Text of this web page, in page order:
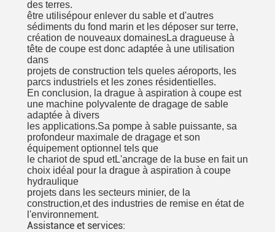
des terres.
être utilisépour enlever du sable et d'autres
sédiments du fond marin et les déposer sur terre,
création de nouveaux domainesLa dragueuse à
tête de coupe est donc adaptée à une utilisation
dans
projets de construction tels que les aéroports, les
parcs industriels et les zones résidentielles.
En conclusion, la drague à aspiration à coupe est
une machine polyvalente de dragage de sable
adaptée à divers
les applications.Sa pompe à sable puissante, sa
profondeur maximale de dragage et son
équipement optionnel tels que
le chariot de spud etL'ancrage de la buse en fait un
choix idéal pour la drague à aspiration à coupe
hydraulique
projets dans les secteurs minier, de la
construction,et des industries de remise en état de
l'environnement.
Assistance et services: